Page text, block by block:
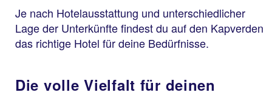
Je nach Hotelausstattung und unterschiedlicher
Lage der Unterkünfte findest du auf den Kapverden
das richtige Hotel für deine Bedürfnisse.
Die volle Vielfalt für deinen